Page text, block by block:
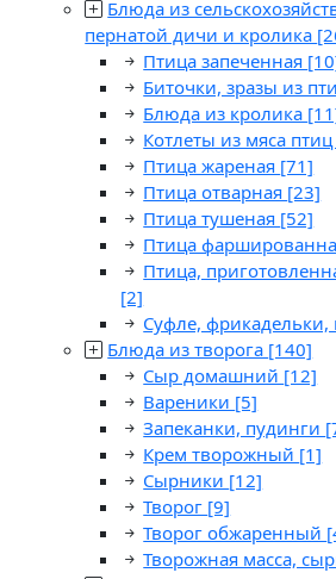
Блюда из
пернатой дичи и кролика
Птица запеченная
Биточки, зразы из
Блюда из кролика
Котлеты из мяса птиц
Птица жареная [71]
Птица отварная [23]
Птица тушеная [52]
Птица
Птица,
[2]
Суфле,
Блюда из творога [140]
Сыр домашний [12]
Вареники [5]
Запеканки, пудинги
Крем творожный [1]
Сырники [12]
Творог [9]
Творог обжаренный
Творожная масса,